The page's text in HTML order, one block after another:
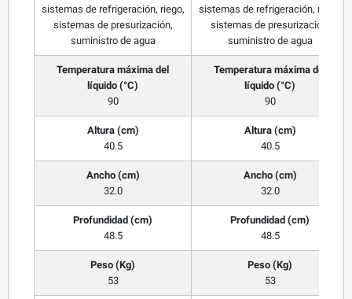
sistemas de refrigeración, riego,
sistemas de presurización,
suministro de agua
sistemas de refrigeración, riego,
sistemas de presurización,
suministro de agua
Temperatura máxima del
líquido (°C)
90
Temperatura máxima del
líquido (°C)
90
Altura (cm)
40.5
Altura (cm)
40.5
Ancho (cm)
32.0
Ancho (cm)
32.0
Profundidad (cm)
48.5
Profundidad (cm)
48.5
Peso (Kg)
53
Peso (Kg)
53